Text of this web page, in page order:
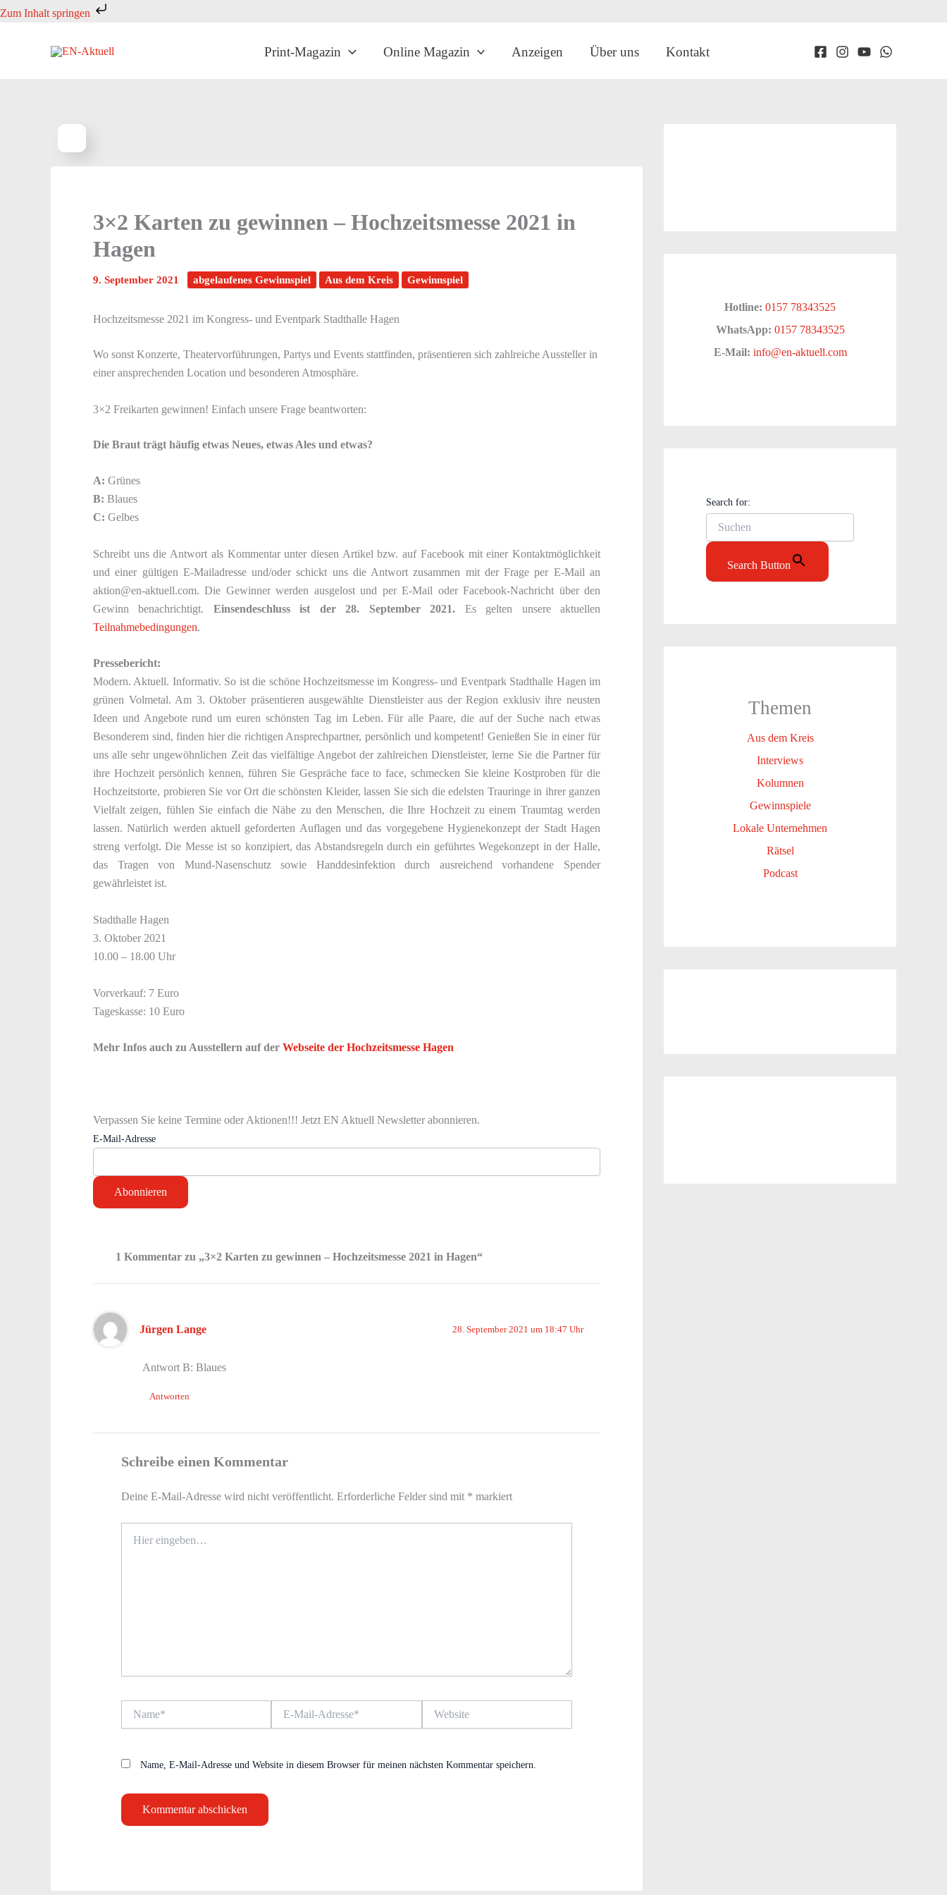
Zum Inhalt springen
Zum
Print-Magazin Online Magazin Anzeigen Über uns Kontakt
3×2 Karten zu gewinnen – Hochzeitsmesse 2021 in
Hagen
9. September 2021 abgelaufenes Gewinnspiel Aus dem Kreis Gewinnspiel
Hochzeitsmesse 2021 im Kongress- und Eventpark Stadthalle Hagen
Wo sonst Konzerte, Theatervorführungen, Partys und Events stattfinden, präsentieren sich zahlreiche Aussteller in
einer ansprechenden Location und besonderen Atmosphäre.
3×2 Freikarten gewinnen! Einfach unsere Frage beantworten:
Die Braut trägt häufig etwas Neues, etwas Ales und etwas?
A: Grünes
B: Blaues
C: Gelbes
Schreibt uns die Antwort als Kommentar unter diesen Artikel bzw. auf Facebook mit einer Kontaktmöglichkeit
und einer gültigen E-Mailadresse und/oder schickt uns die Antwort zusammen mit der Frage per E-Mail an
aktion@en-aktuell.com. Die Gewinner werden ausgelost und per E-Mail oder Facebook-Nachricht über den
Gewinn benachrichtigt. Einsendeschluss ist der 28. September 2021. Es gelten unsere aktuellen
Teilnahmebedingungen.
Pressebericht:
Modern. Aktuell. Informativ. So ist die schöne Hochzeitsmesse im Kongress- und Eventpark Stadthalle Hagen im
grünen Volmetal. Am 3. Oktober präsentieren ausgewählte Dienstleister aus der Region exklusiv ihre neusten
Ideen und Angebote rund um euren schönsten Tag im Leben. Für alle Paare, die auf der Suche nach etwas
Besonderem sind, finden hier die richtigen Ansprechpartner, persönlich und kompetent! Genießen Sie in einer für
uns alle sehr ungewöhnlichen Zeit das vielfältige Angebot der zahlreichen Dienstleister, lerne Sie die Partner für
ihre Hochzeit persönlich kennen, führen Sie Gespräche face to face, schmecken Sie kleine Kostproben für die
Hochzeitstorte, probieren Sie vor Ort die schönsten Kleider, lassen Sie sich die edelsten Trauringe in ihrer ganzen
Vielfalt zeigen, fühlen Sie einfach die Nähe zu den Menschen, die Ihre Hochzeit zu einem Traumtag werden
lassen. Natürlich werden aktuell geforderten Auflagen und das vorgegebene Hygienekonzept der Stadt Hagen
streng verfolgt. Die Messe ist so konzipiert, das Abstandsregeln durch ein geführtes Wegekonzept in der Halle,
das Tragen von Mund-Nasenschutz sowie Handdesinfektion durch ausreichend vorhandene Spender
gewährleistet ist.
Stadthalle Hagen
3. Oktober 2021
10.00 – 18.00 Uhr
Vorverkauf: 7 Euro
Tageskasse: 10 Euro
Mehr Infos auch zu Ausstellern auf der Webseite der Hochzeitsmesse Hagen
Verpassen Sie keine Termine oder Aktionen!!! Jetzt EN Aktuell Newsletter abonnieren.
E-Mail-Adresse
1 Kommentar zu „3×2 Karten zu gewinnen – Hochzeitsmesse 2021 in Hagen“
Jürgen Lange 28. September 2021 um 18:47 Uhr
Antwort B: Blaues
Antworten
Schreibe einen Kommentar
Deine E-Mail-Adresse wird nicht veröffentlicht. Erforderliche Felder sind mit * markiert
eingeben…
Mail-
Name, E-Mail-Adresse und Website in diesem Browser für meinen nächsten Kommentar speichern.
Hotline: 0157 78343525
WhatsApp: 0157 78343525
E-Mail: info@en-aktuell.com
Search for:
Search Button
Themen
Aus dem Kreis
Interviews
Kolumnen
Gewinnspiele
Lokale Unternehmen
Rätsel
Podcast